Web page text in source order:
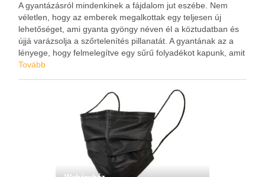
A gyantázásról mindenkinek a fájdalom jut eszébe. Nem
véletlen, hogy az emberek megalkottak egy teljesen új
lehetőséget, ami gyanta gyöngy néven él a köztudatban és
újjá varázsolja a szőrtelenítés pillanatát. A gyantának az a
lényege, hogy felmelegítve egy sűrű folyadékot kapunk, amit
fel kell vinni a testre, majd egy spatula …
Tovább